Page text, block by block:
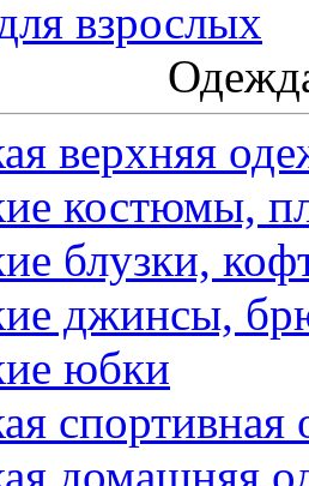
взрослых
верхняя
костюмы,
блузки,
джинсы,
юбки
спортивная
домашняя